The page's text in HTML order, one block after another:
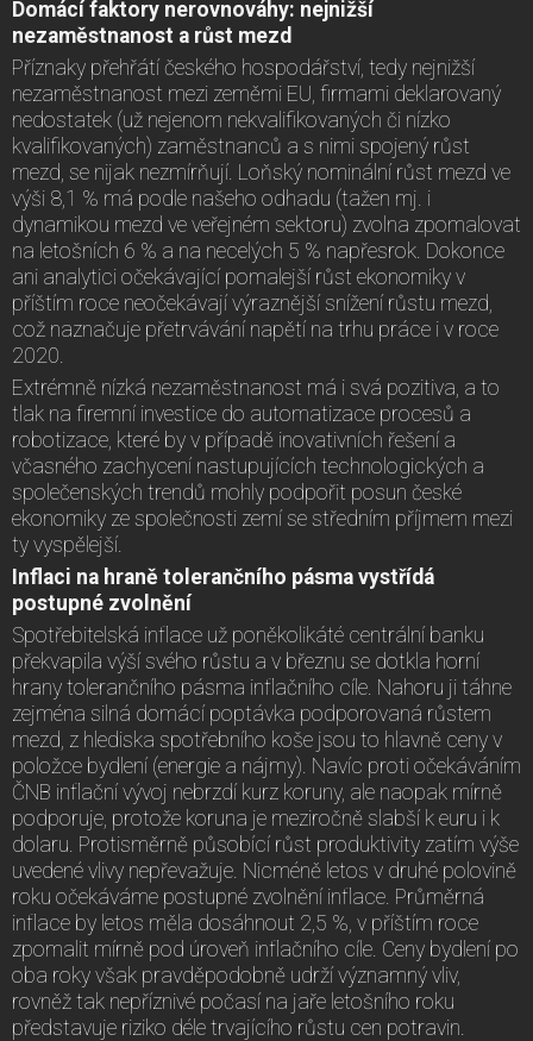
Domácí faktory nerovnováhy: nejnižší
nezaměstnanost a růst mezd
Příznaky přehřátí českého hospodářství, tedy nejnižší
nezaměstnanost mezi zeměmi EU, firmami deklarovaný
nedostatek (už nejenom nekvalifikovaných či nízko
kvalifikovaných) zaměstnanců a s nimi spojený růst
mezd, se nijak nezmírňují. Loňský nominální růst mezd ve
výši 8,1 % má podle našeho odhadu (tažen mj. i
dynamikou mezd ve veřejném sektoru) zvolna zpomalovat
na letošních 6 % a na necelých 5 % napřesrok. Dokonce
ani analytici očekávající pomalejší růst ekonomiky v
příštím roce neočekávají výraznější snížení růstu mezd,
což naznačuje přetrvávání napětí na trhu práce i v roce
2020.
Extrémně nízká nezaměstnanost má i svá pozitiva, a to
tlak na firemní investice do automatizace procesů a
robotizace, které by v případě inovativních řešení a
včasného zachycení nastupujících technologických a
společenských trendů mohly podpořit posun české
ekonomiky ze společnosti zemí se středním příjmem mezi
ty vyspělejší.
Inflaci na hraně tolerančního pásma vystřídá
postupné zvolnění
Spotřebitelská inflace už poněkolikáté centrální banku
překvapila výší svého růstu a v březnu se dotkla horní
hrany tolerančního pásma inflačního cíle. Nahoru ji táhne
zejména silná domácí poptávka podporovaná růstem
mezd, z hlediska spotřebního koše jsou to hlavně ceny v
položce bydlení (energie a nájmy). Navíc proti očekáváním
ČNB inflační vývoj nebrzdí kurz koruny, ale naopak mírně
podporuje, protože koruna je meziročně slabší k euru i k
dolaru. Protisměrně působící růst produktivity zatím výše
uvedené vlivy nepřevažuje. Nicméně letos v druhé polovině
roku očekáváme postupné zvolnění inflace. Průměrná
inflace by letos měla dosáhnout 2,5 %, v příštím roce
zpomalit mírně pod úroveň inflačního cíle. Ceny bydlení po
oba roky však pravděpodobně udrží významný vliv,
rovněž tak nepříznivé počasí na jaře letošního roku
představuje riziko déle trvajícího růstu cen potravin.